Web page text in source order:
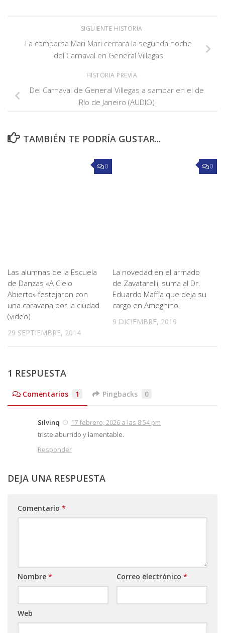
SIGUIENTE HISTORIA
La comparsa Mari Mari cerrará la segunda noche
del Carnaval en General Villegas
HISTORIA PREVIA
Del Carnaval de General Villegas a sambar en el de
Río de Janeiro (AUDIO)
TAMBIÉN TE PODRÍA GUSTAR...
0
Las alumnas de la Escuela
de Danzas «A Cielo
Abierto» festejaron con
una caravana por la ciudad
(video)
29 SEPTIEMBRE, 2014
0
La novedad en el armado
de Zavatarelli, suma al Dr.
Eduardo Maffía que deja su
cargo en Ameghino
9 DICIEMBRE, 2019
1 RESPUESTA
Comentarios 1 Pingbacks 0
Silvinq
17 febrero, 2026 a las 8:54 pm
triste aburrido y lamentable.
Responder
DEJA UNA RESPUESTA
Comentario *
Nombre * Correo electrónico *
Web